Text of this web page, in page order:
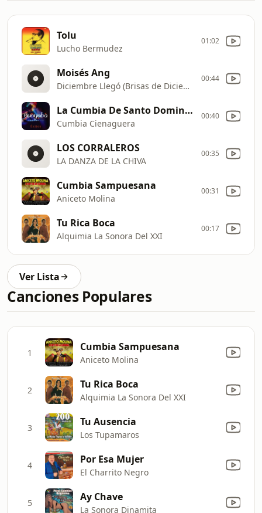
Tolu
Lucho Bermudez
01:02
Moisés Ang
Diciembre Llegó (Brisas de Diciembre)
00:44
La Cumbia De Santo Domingo (Gu
Cumbia Cienaguera
00:40
LOS CORRALEROS
LA DANZA DE LA CHIVA
00:35
Cumbia Sampuesana
Aniceto Molina
00:31
Tu Rica Boca
Alquimia La Sonora Del XXI
00:17
Ver Lista
Canciones Populares
1 Cumbia Sampuesana
Aniceto Molina
2 Tu Rica Boca
Alquimia La Sonora Del XXI
3 Tu Ausencia
Los Tupamaros
4 Por Esa Mujer
El Charrito Negro
5 Ay Chave
La Sonora Dinamita